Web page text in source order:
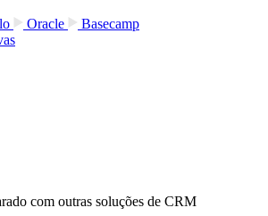
Oracle
Basecamp
com outras soluções de CRM